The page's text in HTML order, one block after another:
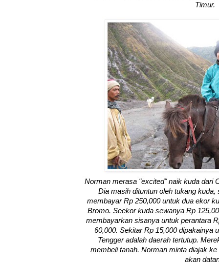
Timur.
Norman merasa "excited" naik kuda dari
Dia masih dituntun oleh tukang kuda,
membayar Rp 250,000 untuk dua ekor
Bromo. Seekor kuda sewanya Rp
membayarkan sisanya untuk perantara
60,000. Sekitar Rp 15,000 dipakainya
Tengger adalah daerah tertutup.
membeli tanah. Norman minta diajak
akan